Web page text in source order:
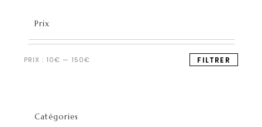
Prix
FILTRER
PRIX : 10€ — 150€
Catégories